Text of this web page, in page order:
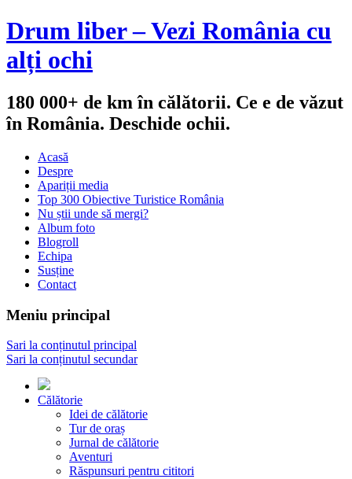
Drum liber – Vezi România cu
alți ochi
180 000+ de km în călătorii. Ce e de văzut
în România. Deschide ochii.
Acasă
Despre
Apariții media
Top 300 Obiective Turistice România
Nu știi unde să mergi?
Album foto
Blogroll
Echipa
Susține
Contact
Meniu principal
Sari la conținutul principal
Sari la conținutul secundar
Călătorie
Idei de călătorie
Tur de oraș
Jurnal de călătorie
Aventuri
Răspunsuri pentru cititori